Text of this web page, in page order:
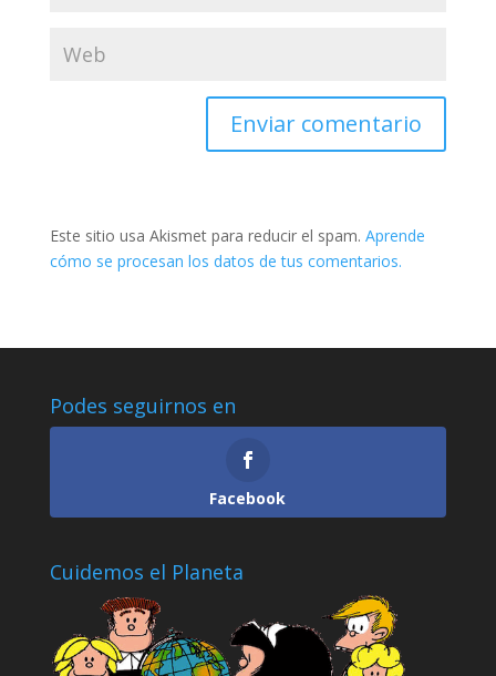
Este sitio usa Akismet para reducir el spam. Aprende
cómo se procesan los datos de tus comentarios.
Podes seguirnos en
Facebook
Cuidemos el Planeta